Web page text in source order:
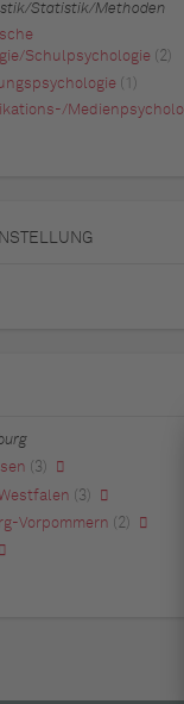
Statistik/Methoden
Schulpsychologie
(2)
(1)
(3)
(3)
Vorpommern (2)